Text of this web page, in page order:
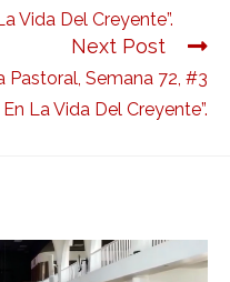
Vida Del Creyente”.
Next Post
Pastoral, Semana 72, #3
La Vida Del Creyente”.